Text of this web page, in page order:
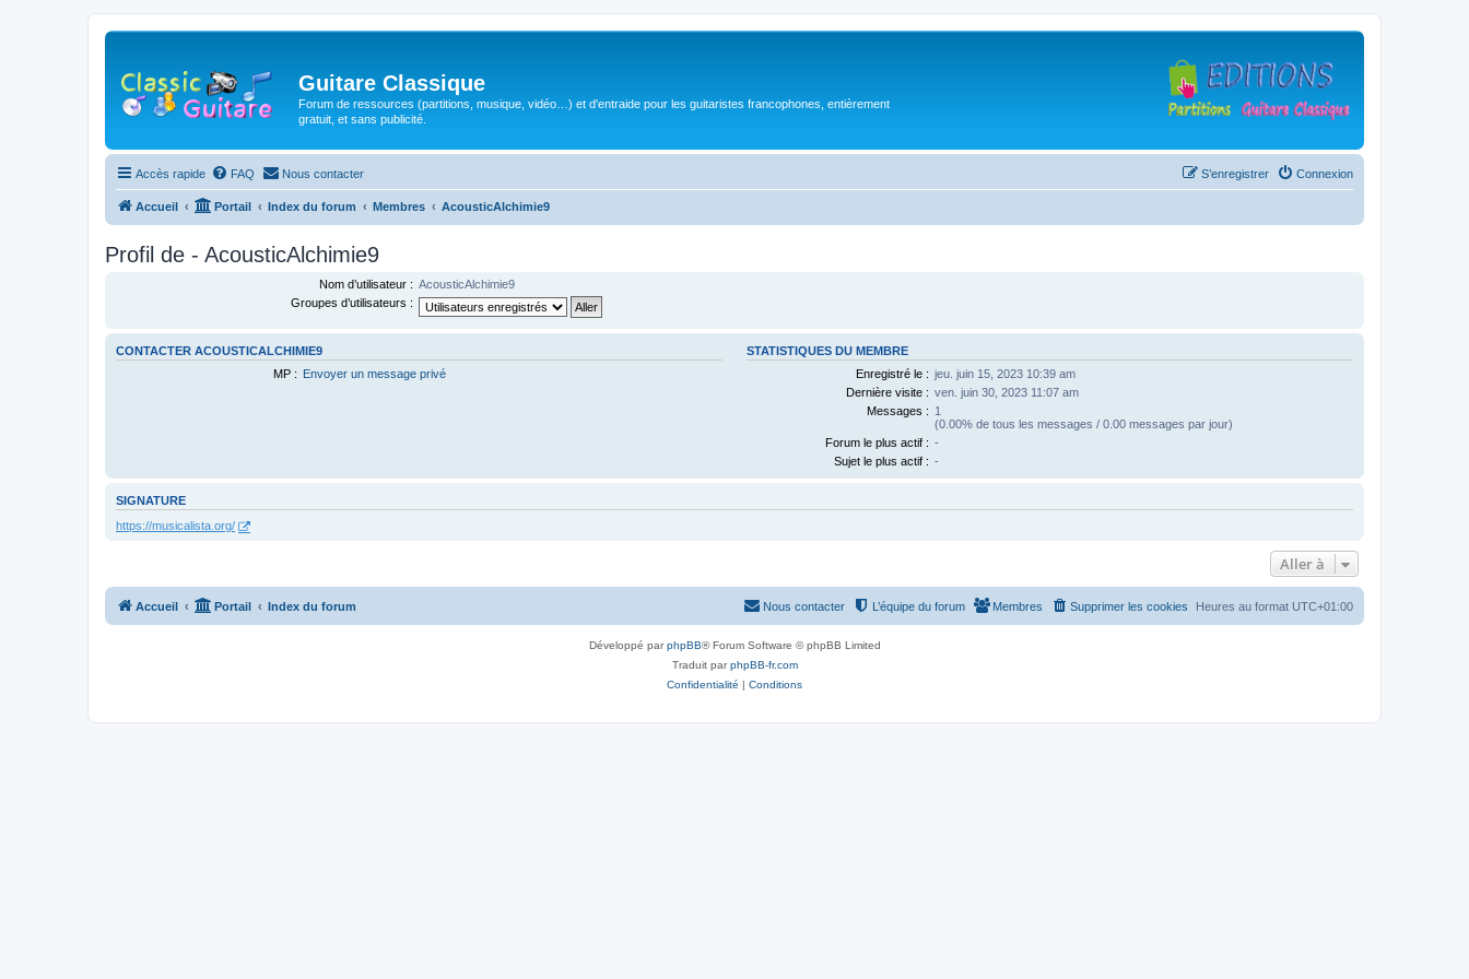
Guitare Classique
Forum de ressources (partitions, musique, vidéo…) et d'entraide pour les guitaristes francophones, entièrement
gratuit, et sans publicité.
Accès rapide FAQ Nous contacter Connexion
S’enregistrer
Accueil Portail Index du forum Membres AcousticAlchimie9
Profil de - AcousticAlchimie9
Nom d’utilisateur : AcousticAlchimie9
Groupes d’utilisateurs :
CONTACTER ACOUSTICALCHIMIE9
MP : Envoyer un message privé
STATISTIQUES DU MEMBRE
Enregistré le : jeu. juin 15, 2023 10:39 am
Dernière visite : ven. juin 30, 2023 11:07 am
Messages : 1
(0.00% de tous les messages / 0.00 messages par jour)
Forum le plus actif : -
Sujet le plus actif : -
SIGNATURE
https://musicalista.org/
Aller à
Accueil Portail Index du forum Heures au format UTC+01:00
Supprimer les cookies
Membres
L’équipe du forum
Nous contacter
Développé parphpBB® Forum Software © phpBB Limited
Traduit parphpBB-fr.com
Confidentialité | Conditions